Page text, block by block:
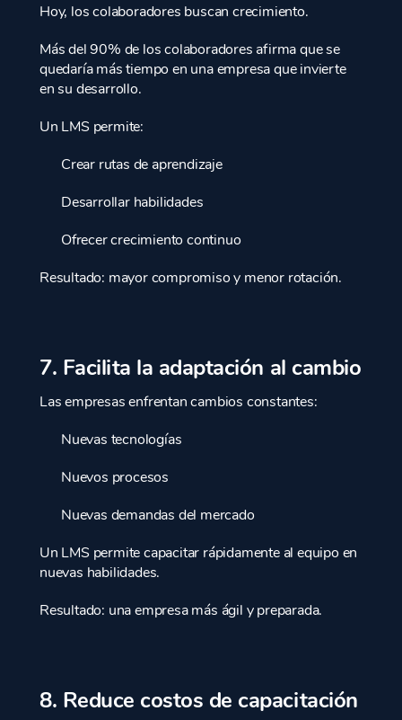
Hoy, los colaboradores buscan crecimiento.
Más del 90% de los colaboradores afirma que se
quedaría más tiempo en una empresa que invierte
en su desarrollo.
Un LMS permite:
Crear rutas de aprendizaje
Desarrollar habilidades
Ofrecer crecimiento continuo
Resultado: mayor compromiso y menor rotación.
7. Facilita la adaptación al cambio
Las empresas enfrentan cambios constantes:
Nuevas tecnologías
Nuevos procesos
Nuevas demandas del mercado
Un LMS permite capacitar rápidamente al equipo en
nuevas habilidades.
Resultado: una empresa más ágil y preparada.
8. Reduce costos de capacitación